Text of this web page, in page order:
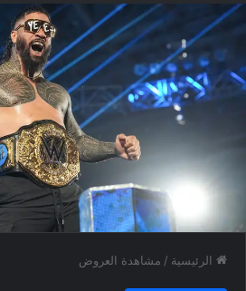
الرئيسية / مشاهدة العروض